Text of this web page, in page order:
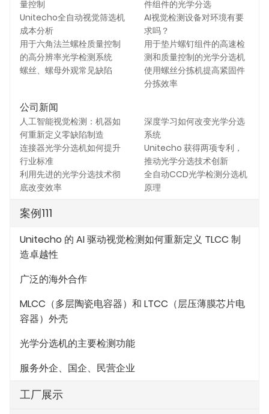
量控制
件组件的光学分选
Unitecho全自动视觉筛选机
成本分析
AI视觉检测设备对环境有要
求吗？
用于六角法兰螺栓质量控制
的高分辨率光学检测系统
用于垫片螺钉组件的高速检
测和质量控制的光学分选机
螺丝、螺母外观常见缺陷
使用螺丝分拣机提高紧固件
分拣效率
公司新闻
人工智能视觉检测：机器如
何重新定义零缺陷制造
深度学习如何改变光学分选
系统
连接器光学分选机如何提升
行业标准
Unitecho 获得两项专利，
推动光学分选技术创新
利用先进的光学分选技术彻
底改变效率
全自动CCD光学检测分选机
原理
案例111
Unitecho 的 AI 驱动视觉检测如何重新定义 TLCC 制
造卓越性
广泛的海外合作
MLCC（多层陶瓷电容器）和 LTCC（层压薄膜芯片电
容器）外壳
光学分选机的主要检测功能
服务外企、国企、民营企业
工厂展示